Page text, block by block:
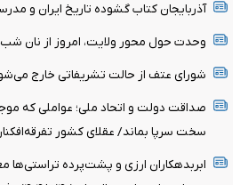
آذربایجان کتاب گشوده تاریخ ایران و
وحدت حول محور ولایت، امروز از نان
شورای عتف از حالت تشریفاتی خارج
صداقت دولت و اتحاد ملی؛ عواملی که
سخت سرپا بماند/ عقلای کشور
ابربدهکاران ارزی و پشت‌پرده